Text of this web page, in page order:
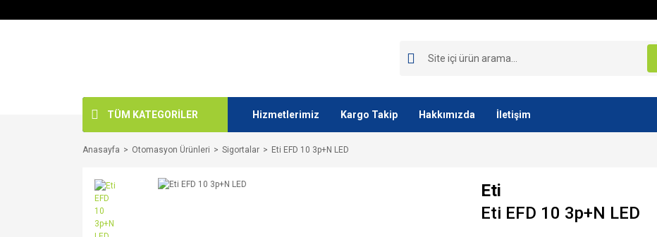
TÜM KATEGORİLER Hizmetlerimiz Kargo Takip Hakkımızda İletişim
Anasayfa Otomasyon Ürünleri Sigortalar Eti EFD 10 3p+N LED
Eti
Eti EFD 10 3p+N LED